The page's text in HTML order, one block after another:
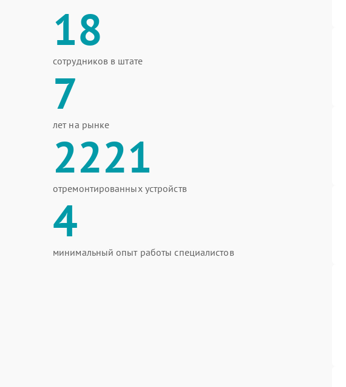
18
сотрудников в штате
7
лет на рынке
2221
отремонтированных устройств
4
минимальный опыт работы специалистов